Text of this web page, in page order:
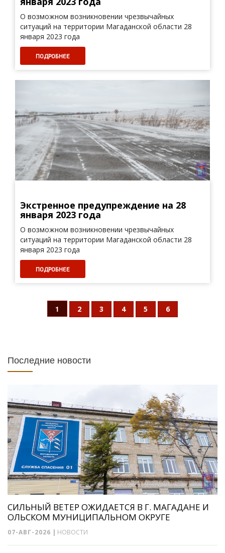
О возможном возникновении чрезвычайных
ситуаций на территории Магаданской области 28
января 2023 года
ПОДРОБНЕЕ
Экстренное предупреждение на 28
января 2023 года
О возможном возникновении чрезвычайных
ситуаций на территории Магаданской области 28
января 2023 года
ПОДРОБНЕЕ
1 2 3 4 5 6
Последние новости
СИЛЬНЫЙ ВЕТЕР ОЖИДАЕТСЯ В Г. МАГАДАНЕ И
ОЛЬСКОМ МУНИЦИПАЛЬНОМ ОКРУГЕ
07-АВГ-2026 | НОВОСТИ